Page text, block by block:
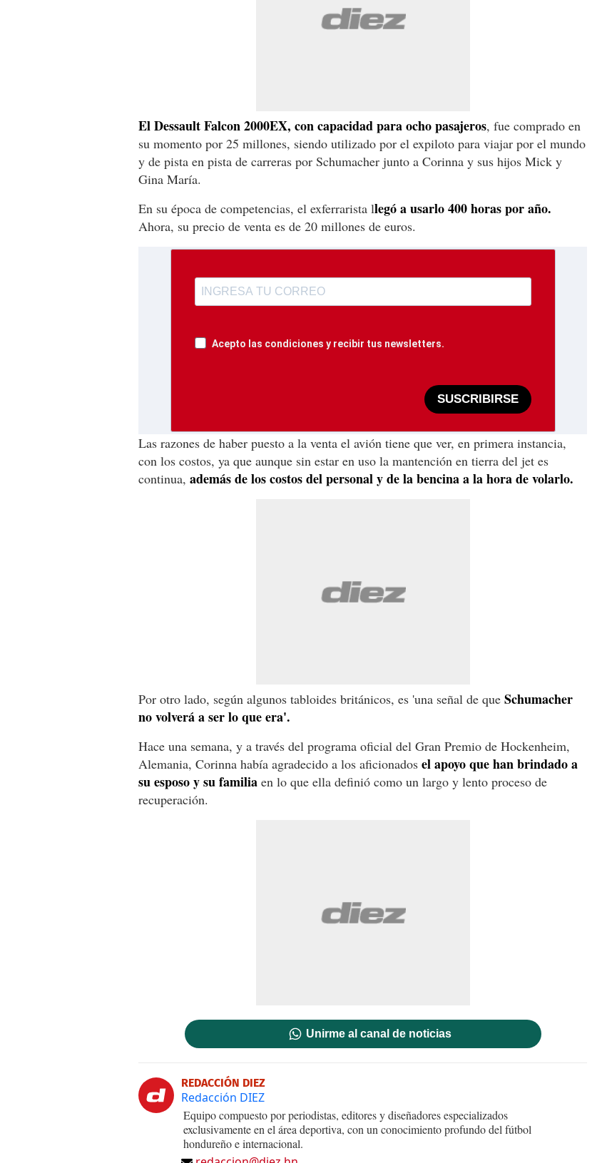
El Dessault Falcon 2000EX, con capacidad para ocho pasajeros, fue comprado en
su momento por 25 millones, siendo utilizado por el expiloto para viajar por el mundo
y de pista en pista de carreras por Schumacher junto a Corinna y sus hijos Mick y
Gina María.
En su época de competencias, el exferrarista llegó a usarlo 400 horas por año.
Ahora, su precio de venta es de 20 millones de euros.
Acepto las condiciones y recibir tus newsletters.
SUSCRIBIRSE
Las razones de haber puesto a la venta el avión tiene que ver, en primera instancia,
con los costos, ya que aunque sin estar en uso la mantención en tierra del jet es
continua, además de los costos del personal y de la bencina a la hora de volarlo.
Por otro lado, según algunos tabloides británicos, es 'una señal de que Schumacher
no volverá a ser lo que era'.
Hace una semana, y a través del programa oficial del Gran Premio de Hockenheim,
Alemania, Corinna había agradecido a los aficionados el apoyo que han brindado a
su esposo y su familia en lo que ella definió como un largo y lento proceso de
recuperación.
Unirme al canal de noticias
REDACCIÓN DIEZ
Redacción DIEZ
Equipo compuesto por periodistas, editores y diseñadores especializados
exclusivamente en el área deportiva, con un conocimiento profundo del fútbol
hondureño e internacional.